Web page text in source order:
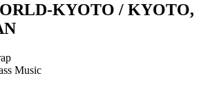
KYOTO / KYOTO,
Music